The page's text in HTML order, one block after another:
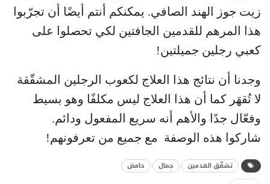
زيت جوز الهند الصافي. يمكنكم أنتم أيضًا أن تجرّبوا
هذا المرهم للقدمين الجافتين لكي تحصلوا على
كعبي رجلين جميلتين!
وجدنا أن نتائج هذا العلاج لكعوب الرجلين المشقّقة
لا تُقهَر كما أن هذا العلاج ليس مكلفًا وهو بسيط
وفعّال جدًا والأهم أنه سريع المفعول ودائم.
شاركوا هذه الوصفة مع جميع من تعرفونهم!
تشقّق القدمين جمال حامض